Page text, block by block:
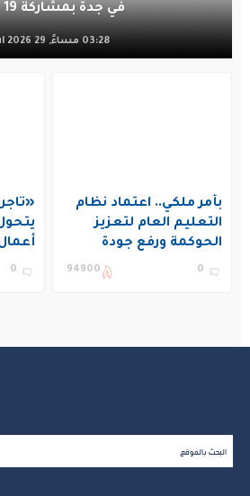
في جدة بمشاركة 19 دولة
03:28 مساءً, 29 Jul 2026
بأمر ملكي.. اعتماد نظام
التعليم العام لتعزيز
الحوكمة ورفع جودة
التعليم في المملكة
0
94900
يتحول
0